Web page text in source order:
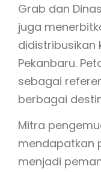
Grab dan
juga
didistribusikan
Pekanbaru.
sebagai
berbagai
Mitra
mendapatkan
menjadi